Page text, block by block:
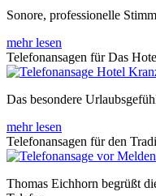
Sonore, professionelle
mehr lesen
Telefonansagen für Das
Das besondere
mehr lesen
Telefonansagen für den
Thomas Eichhorn begrüßt